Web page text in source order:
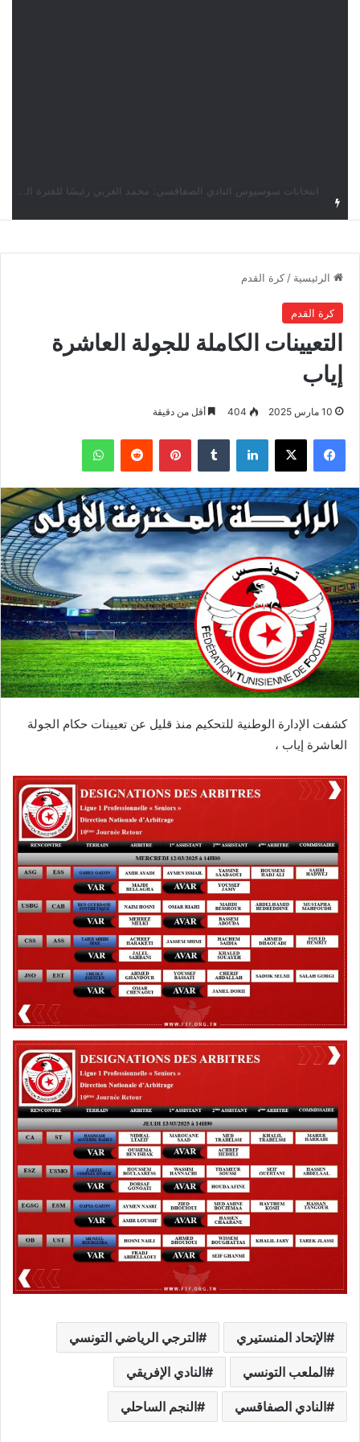
الرئيسية / كرة القدم
كرة القدم
التعيينات الكاملة للجولة العاشرة
إياب
10 مارس 2025 404 أقل من دقيقة
فيسبوك ‫X لينكدإن بينتيريست واتساب
كشفت الإدارة الوطنية للتحكيم منذ قليل عن تعيينات حكام الجولة
العاشرة إياب ،
الإتحاد المنستيري الترجي الرياضي التونسي
الملعب التونسي النادي الإفريقي
النادي الصفاقسي النجم الساحلي